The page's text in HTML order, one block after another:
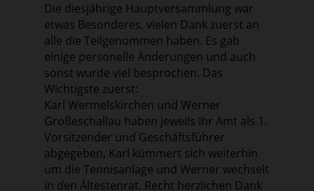
Die diesjährige Hauptversammlung war
etwas Besonderes, vielen Dank zuerst an
alle die Teilgenommen haben. Es gab
einige personelle Änderungen und auch
sonst wurde viel besprochen. Das
Wichtigste zuerst:
Karl Wermelskirchen und Werner
Großeschallau haben jeweils Ihr Amt als 1.
Vorsitzender und Geschäftsführer
abgegeben, Karl kümmert sich weiterhin
um die Tennisanlage und Werner wechselt
in den Ältestenrat. Recht herzlichen Dank